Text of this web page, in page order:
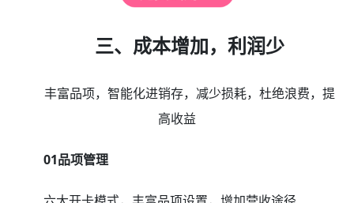
三、成本增加，利润少
丰富品项，智能化进销存，减少损耗，杜绝浪费，提
高收益
01品项管理